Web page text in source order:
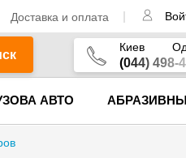
Доставка и оплата
Киев
(044) 498-
АВТО